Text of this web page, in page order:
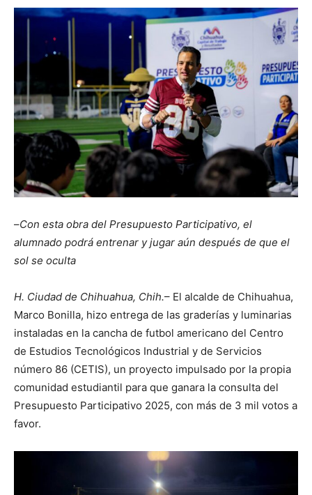
–Con esta obra del Presupuesto Participativo, el
alumnado podrá entrenar y jugar aún después de que el
sol se oculta
H. Ciudad de Chihuahua, Chih.– El alcalde de Chihuahua,
Marco Bonilla, hizo entrega de las graderías y luminarias
instaladas en la cancha de futbol americano del Centro
de Estudios Tecnológicos Industrial y de Servicios
número 86 (CETIS), un proyecto impulsado por la propia
comunidad estudiantil para que ganara la consulta del
Presupuesto Participativo 2025, con más de 3 mil votos a
favor.